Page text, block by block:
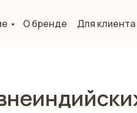
О бренде Для клиента